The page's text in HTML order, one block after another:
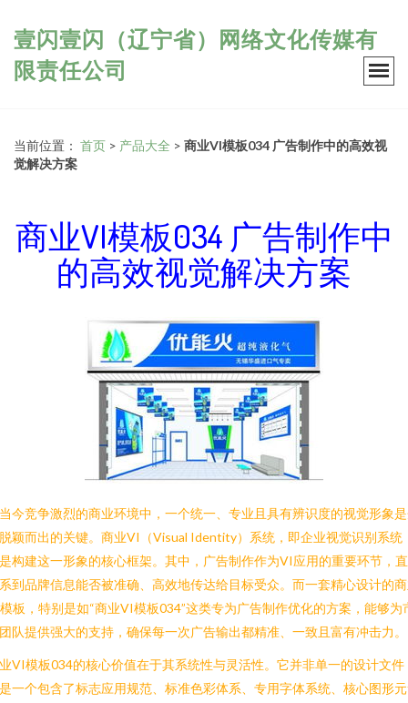
壹闪壹闪（辽宁省）网络文化传媒有
限责任公司
当前位置： 首页 > 产品大全 > 商业VI模板034 广告制作中的高效视
觉解决方案
商业VI模板034 广告制作中
的高效视觉解决方案
今竞争激烈的商业环境中，一个统一、专业且具有辨识度的视觉形象
颖而出的关键。商业VI（Visual Identity）系统，即企业视觉识别系统
构建这一形象的核心框架。其中，广告制作作为VI应用的重要环节，
到品牌信息能否被准确、高效地传达给目标受众。而一套精心设计的
板，特别是如“商业VI模板034”这类专为广告制作优化的方案，能够为
队提供强大的支持，确保每一次广告输出都精准、一致且富有冲击力。
VI模板034的核心价值在于其系统性与灵活性。它并非单一的设计文件
一个包含了标志应用规范、标准色彩体系、专用字体系统、核心图形